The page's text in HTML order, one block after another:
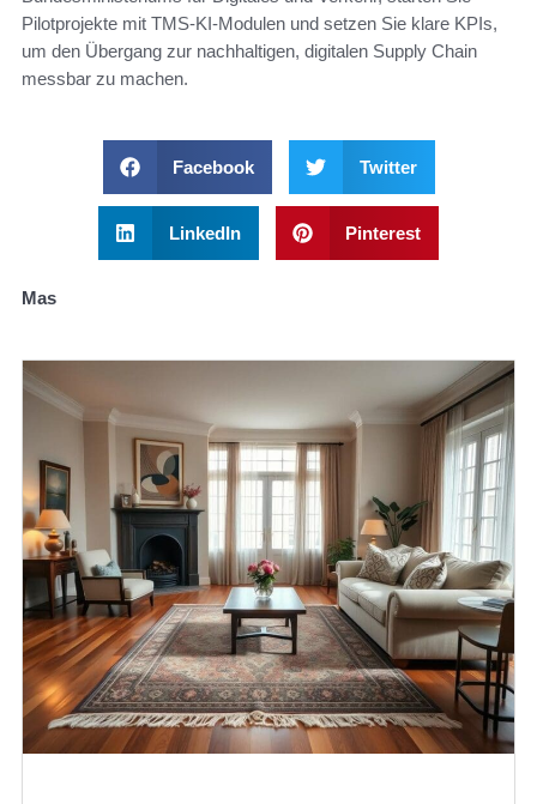
Pilotprojekte mit TMS-KI-Modulen und setzen Sie klare KPIs,
um den Übergang zur nachhaltigen, digitalen Supply Chain
messbar zu machen.
Facebook Twitter
LinkedIn Pinterest
Mas